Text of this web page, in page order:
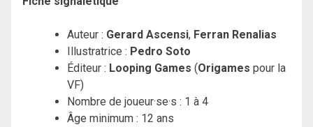
Auteur : Gerard Ascensi, Ferran Renalias
Illustratrice : Pedro Soto
Éditeur : Looping Games (Origames pour la
VF)
Nombre de joueur·se·s : 1 à 4
Âge minimum : 12 ans